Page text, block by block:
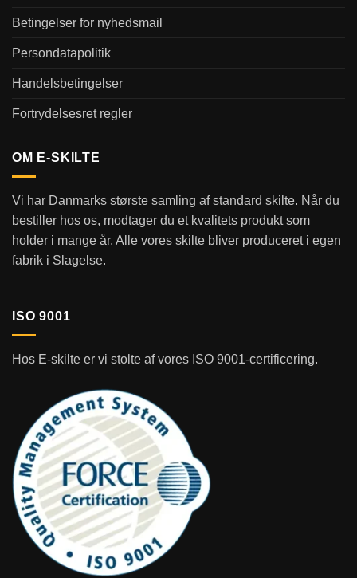
Betingelser for nyhedsmail
Persondatapolitik
Handelsbetingelser
Fortrydelsesret regler
OM E-SKILTE
Vi har Danmarks største samling af standard skilte. Når du
bestiller hos os, modtager du et kvalitets produkt som
holder i mange år. Alle vores skilte bliver produceret i egen
fabrik i Slagelse.
ISO 9001
Hos E-skilte er vi stolte af vores ISO 9001-certificering.